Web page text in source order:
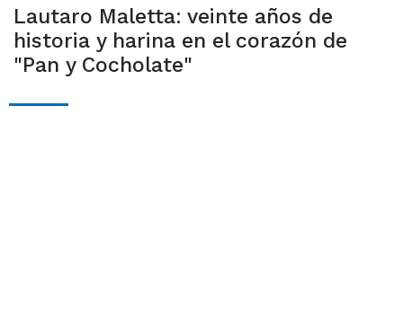
Lautaro Maletta: veinte años de
historia y harina en el corazón de
"Pan y Cocholate"